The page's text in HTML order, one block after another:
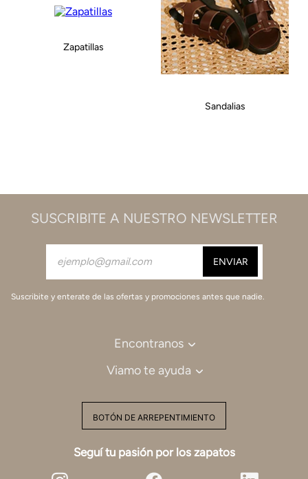
Zapatillas
Sandalias
SUSCRIBITE A NUESTRO NEWSLETTER
Suscribite y enterate de las ofertas y promociones antes que nadie.
Encontranos
Viamo te ayuda
BOTÓN DE ARREPENTIMIENTO
Seguí tu pasión por los zapatos